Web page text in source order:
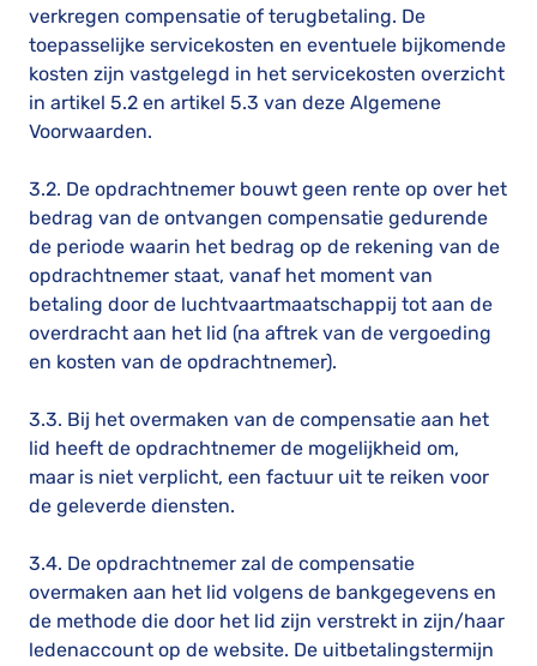
verkregen compensatie of terugbetaling. De
toepasselijke servicekosten en eventuele bijkomende
kosten zijn vastgelegd in het servicekosten overzicht
in artikel 5.2 en artikel 5.3 van deze Algemene
Voorwaarden.
3.2. De opdrachtnemer bouwt geen rente op over het
bedrag van de ontvangen compensatie gedurende
de periode waarin het bedrag op de rekening van de
opdrachtnemer staat, vanaf het moment van
betaling door de luchtvaartmaatschappij tot aan de
overdracht aan het lid (na aftrek van de vergoeding
en kosten van de opdrachtnemer).
3.3. Bij het overmaken van de compensatie aan het
lid heeft de opdrachtnemer de mogelijkheid om,
maar is niet verplicht, een factuur uit te reiken voor
de geleverde diensten.
3.4. De opdrachtnemer zal de compensatie
overmaken aan het lid volgens de bankgegevens en
de methode die door het lid zijn verstrekt in zijn/haar
ledenaccount op de website. De uitbetalingstermijn